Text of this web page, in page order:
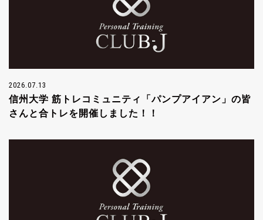
2026.07.13
信州大学 筋トレコミュニティ「パンプアイアン」の皆
さんと合トレを開催しました！！